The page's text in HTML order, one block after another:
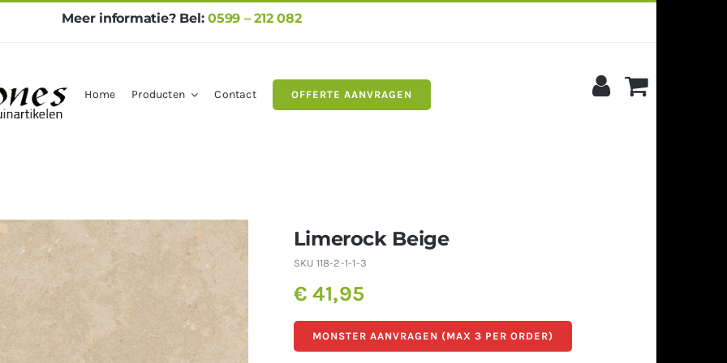
Meer informatie? Bel:0599 – 212 082
Home Producten Contact OFFERTE AANVRAGEN
Limerock Beige
SKU 118-2-1-1-3
€41,95
MONSTER AANVRAGEN (MAX 3 PER ORDER)